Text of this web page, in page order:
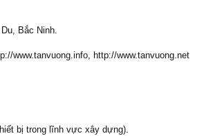
Bắc Ninh.
www.tanvuong.info, http://www.tanvuong.net
bị trong lĩnh vực xây dựng).